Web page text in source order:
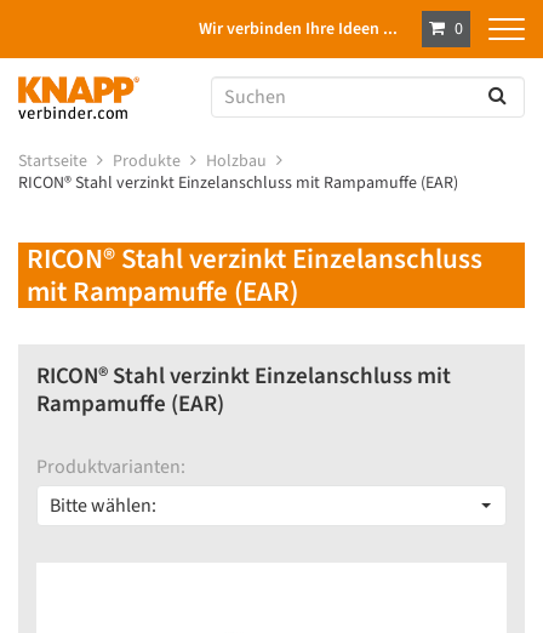
Wir verbinden Ihre Ideen ... 0
Startseite Produkte
Holzbau
RICON® Stahl verzinkt Einzelanschluss mit Rampamuffe (EAR)
RICON® Stahl verzinkt Einzelanschluss
mit Rampamuffe (EAR)
RICON® Stahl verzinkt Einzelanschluss mit
Rampamuffe (EAR)
Produktvarianten:
Bitte wählen: